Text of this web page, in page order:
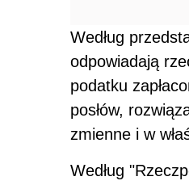
Według
odpowiadają
podatku
posłów,
zmienne i w
Według